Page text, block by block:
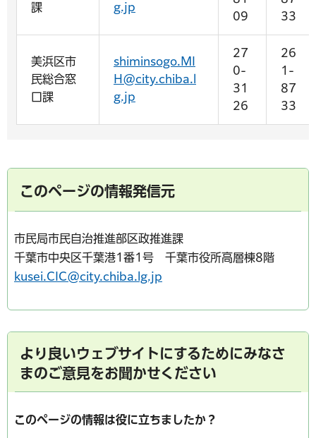
課 g.jp
09
33
美浜区市
民総合窓
口課
shiminsogo.MI
H@city.chiba.l
g.jp
27
0-
31
26
26
1-
87
33
このページの情報発信元
市民局市民自治推進部区政推進課
千葉市中央区千葉港1番1号 千葉市役所高層棟8階
kusei.CIC@city.chiba.lg.jp
より良いウェブサイトにするためにみなさ
まのご意見をお聞かせください
このページの情報は役に立ちましたか？